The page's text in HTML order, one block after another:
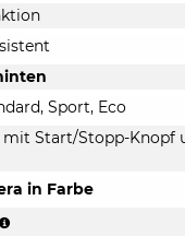
Sport, Eco
Start/Stopp-Knopf
in Farbe